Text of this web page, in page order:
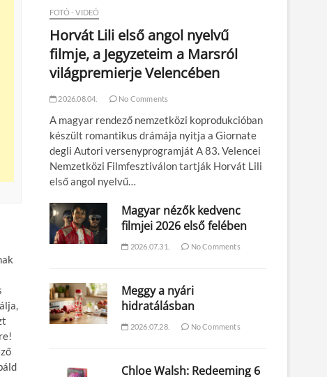
FOTÓ - VIDEÓ
Horvát Lili első angol nyelvű
filmje, a Jegyzeteim a Marsról
világpremierje Velencében
2026.08.04. No Comments
A magyar rendező nemzetközi koprodukcióban
készült romantikus drámája nyitja a Giornate
degli Autori versenyprogramját A 83. Velencei
Nemzetközi Filmfesztiválon tartják Horvát Lili
első angol nyelvű…
Magyar nézők kedvenc
filmjei 2026 első felében
2026.07.31. No Comments
Meggy a nyári
hidratálásban
2026.07.28. No Comments
Chloe Walsh: Redeeming 6